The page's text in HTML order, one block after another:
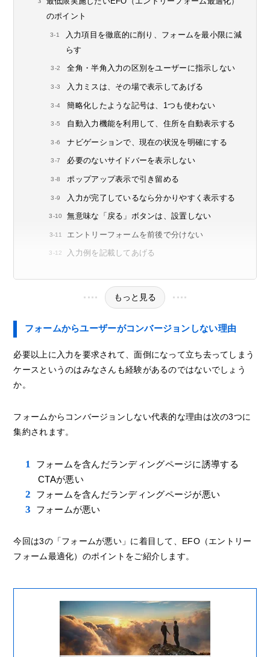
のポイント
入力項目を徹底的に削り、フォームを最小限に減
らす
全角・半角入力の区別をユーザーに指示しない
入力ミスは、その場で表示してあげる
簡略化したような記号は、1つも使わない
自動入力機能を利用して、住所を自動表示する
ナビゲーションで、現在の状況を明確にする
必要のないサイドバーを表示しない
ポップアップ表示で引き留める
入力が完了しているなら分かりやすく表示する
無意味な「戻る」ボタンは、設置しない
エントリーフォームを前後で分けない
入力例を記載してあげる
もっと見る
フォームからユーザーがコンバージョンしない理由
必要以上に入力を要求されて、面倒になって立ち去ってしまう
ケースというのはみなさんも経験があるのではないでしょう
か。
フォームからコンバージョンしない代表的な理由は次の3つに
集約されます。
フォームを含んだランディングページに誘導する
CTAが悪い
フォームを含んだランディングページが悪い
フォームが悪い
今回は3の「フォームが悪い」に着目して、EFO（エントリー
フォーム最適化）のポイントをご紹介します。